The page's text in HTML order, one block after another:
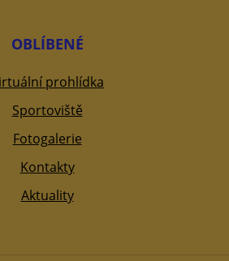
OBLÍBENÉ
prohlídka
Sportoviště
Fotogalerie
Kontakty
Aktuality